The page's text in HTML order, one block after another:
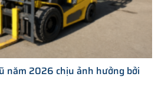
năm 2026 chịu ảnh hưởng bởi